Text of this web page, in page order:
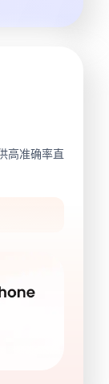
高准确率直